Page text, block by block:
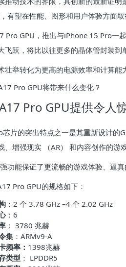
有望在性能、图形和用户体验方面取
Pro GPU，推出与iPhone 15 Pro一起
飞跃，将比以往更多的晶体管封装到
壮举转化为更高的电源效率和计算能
Pro GPU提供令人
片的突出特点之一是其重新设计的
、增强现实 （AR） 和内容创作的游
功能保证了更流畅的游戏体验、逼
Pro GPU的规格如下：
：2 个 3.78 GHz –4 个 2.02 GHz
：6
： 3780 兆赫
集 ：ARMv9-A
频率： 1398兆赫
类型 ： LPDDR5